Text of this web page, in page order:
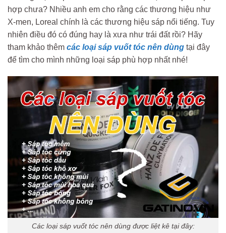
hợp chưa? Nhiều anh em cho rằng các thương hiệu như
X-men, Loreal chính là các thương hiệu sáp nổi tiếng. Tuy
nhiên điều đó có đúng hay là xưa như trái đất rồi? Hãy
tham khảo thêm các loại sáp vuốt tóc nên dùng tại đây
để tìm cho mình những loại sáp phù hợp nhất nhé!
Các loại sáp vuốt tóc nên dùng được liệt kê tại đây: